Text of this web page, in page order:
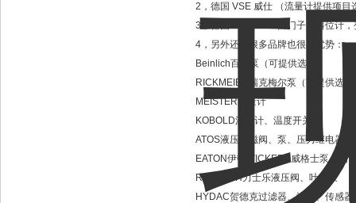
2，德国 VSE 威仕 （流量计提供项
3，德国 SIEMENS 西门子：料位计
4，另外还有很多品牌也很有优势：
Beinlich百利泵（可提供选型）
RICKMEIER瑞克梅尔泵（可提供选型
MEISTER流量计
KOBOLD流量计、温度开关
ATOS液压电磁阀、泵、压力继电器
EATON伊顿/VICKERS威格士泵、阀
REXRTOH力士乐液压阀、叶片泵
HYDAC贺德克过滤器、滤芯、传感器